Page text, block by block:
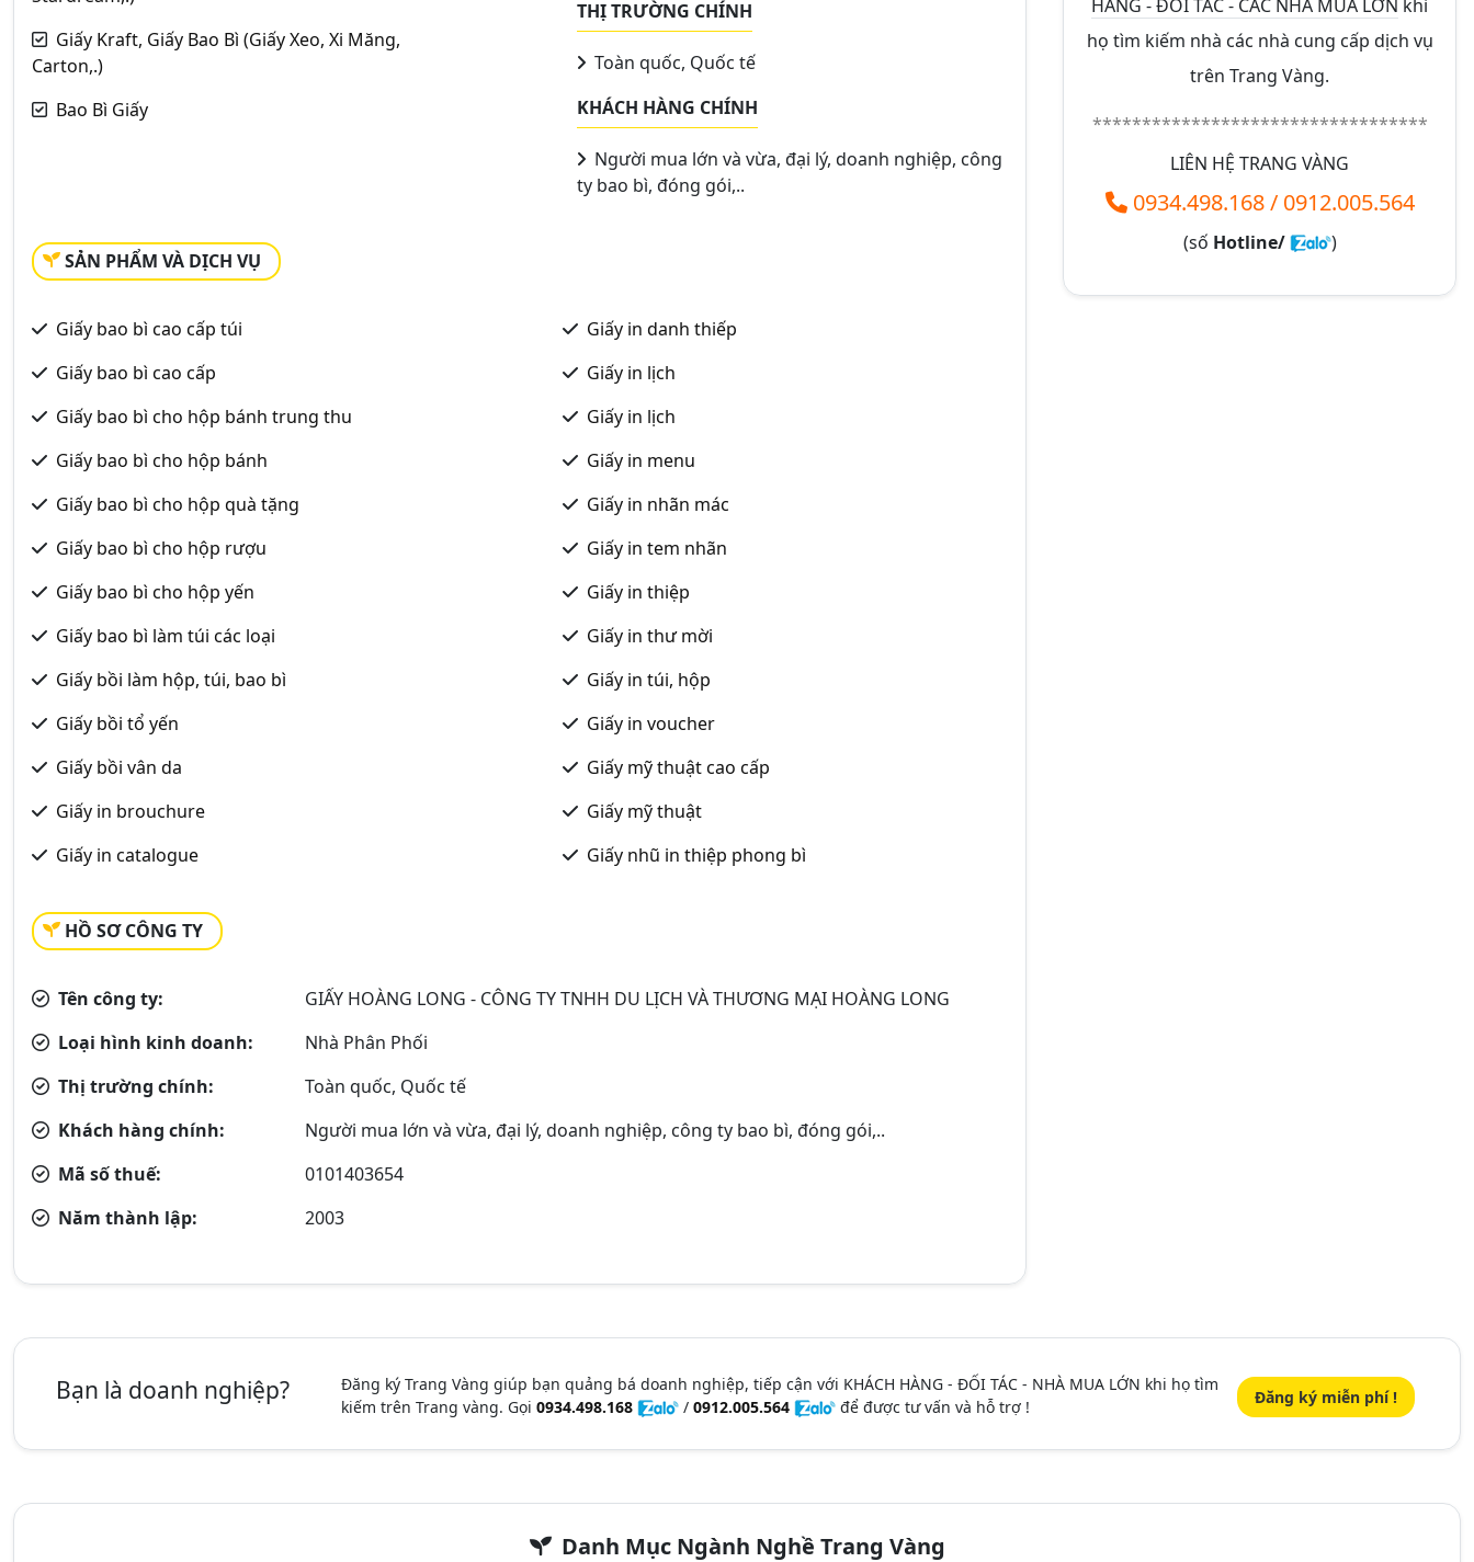
Giấy Kraft, Giấy Bao Bì (Giấy Xeo, Xi Măng,
Carton,.)
Bao Bì Giấy
THỊ TRƯỜNG CHÍNH
Toàn quốc, Quốc tế
KHÁCH HÀNG CHÍNH
Người mua lớn và vừa, đại lý, doanh nghiệp, công
ty bao bì, đóng gói,..
SẢN PHẨM VÀ DỊCH VỤ
Giấy bao bì cao cấp túi
Giấy bao bì cao cấp
Giấy bao bì cho hộp bánh trung thu
Giấy bao bì cho hộp bánh
Giấy bao bì cho hộp quà tặng
Giấy bao bì cho hộp rượu
Giấy bao bì cho hộp yến
Giấy bao bì làm túi các loại
Giấy bồi làm hộp, túi, bao bì
Giấy bồi tổ yến
Giấy bồi vân da
Giấy in brouchure
Giấy in catalogue
Giấy in danh thiếp
Giấy in lịch
Giấy in lịch
Giấy in menu
Giấy in nhãn mác
Giấy in tem nhãn
Giấy in thiệp
Giấy in thư mời
Giấy in túi, hộp
Giấy in voucher
Giấy mỹ thuật cao cấp
Giấy mỹ thuật
Giấy nhũ in thiệp phong bì
HỒ SƠ CÔNG TY
Tên công ty:
GIẤY HOÀNG LONG - CÔNG TY TNHH DU LỊCH VÀ THƯƠNG MẠI HOÀNG LONG
Loại hình kinh doanh:
Nhà Phân Phối
Thị trường chính:
Toàn quốc, Quốc tế
Khách hàng chính:
Người mua lớn và vừa, đại lý, doanh nghiệp, công ty bao bì, đóng gói,..
Mã số thuế:
0101403654
Năm thành lập:
2003
HÀNG - ĐỐI TÁC - CÁC NHÀ MUA LỚN khi
họ tìm kiếm nhà các nhà cung cấp dịch vụ
trên Trang Vàng.
**********************************
LIÊN HỆ TRANG VÀNG
0934.498.168/ 0912.005.564
(số Hotline/ )
Bạn là doanh nghiệp?
Đăng ký Trang Vàng giúp bạn quảng bá doanh nghiệp, tiếp cận với KHÁCH HÀNG - ĐỐI TÁC - NHÀ MUA LỚN khi họ tìm
kiếm trên Trang vàng. Gọi 0934.498.168 / 0912.005.564 để được tư vấn và hỗ trợ ! Đăng ký miễn phí !
Danh Mục Ngành Nghề Trang Vàng